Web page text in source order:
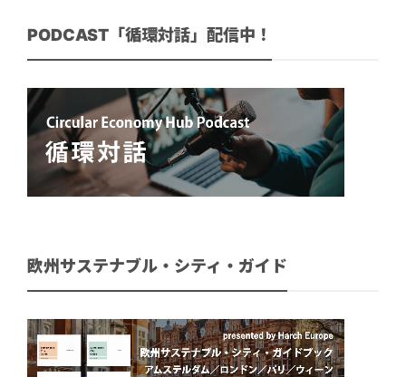
PODCAST「循環対話」配信中！
欧州サステナブル・シティ・ガイド